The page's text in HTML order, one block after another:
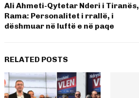
Ali Ahmeti-Qytetar Nderi i Tiranës,
Rama: Personalitet i rrallë, i
dëshmuar në luftë e në paqe
RELATED POSTS